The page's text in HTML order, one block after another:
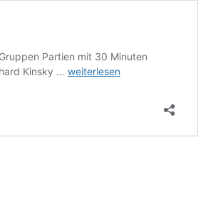
Partien mit 30 Minuten
Kinsky … weiterlesen